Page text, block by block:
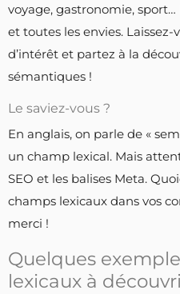
voyage, gastronomie,
et toutes les envies.
d’intérêt et partez à la
sémantiques !
Le saviez-vous ?
En anglais, on parle de «
un champ lexical. Mais
SEO et les balises Meta.
champs lexicaux dans vos
merci !
Quelques
lexicaux à